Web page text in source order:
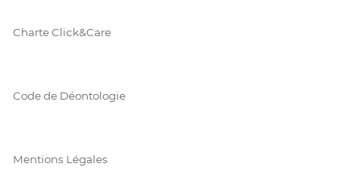
Charte Click&Care
Code de Déontologie
Mentions Légales